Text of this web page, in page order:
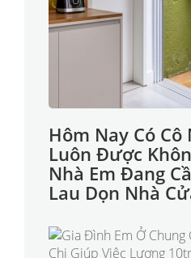
Hôm Nay Có
Luôn Được
Nhà Em Đang
Lau Dọn Nhà